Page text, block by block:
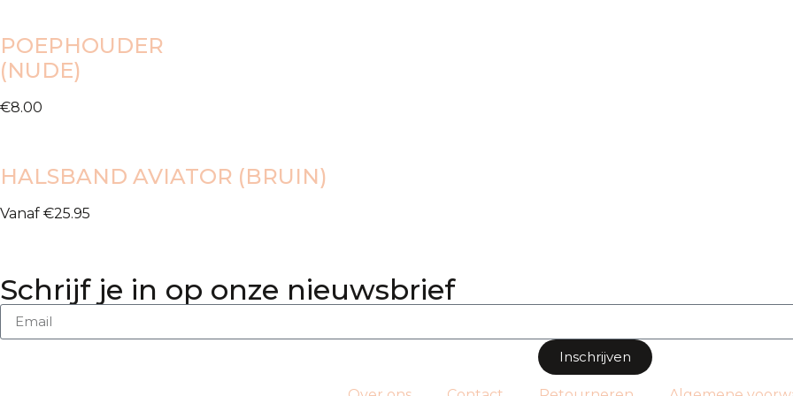
POEPHOUDER
(NUDE)
€8.00
HALSBAND AVIATOR (BRUIN)
Vanaf €25.95
Schrijf je in op onze nieuwsbrief
Inschrijven